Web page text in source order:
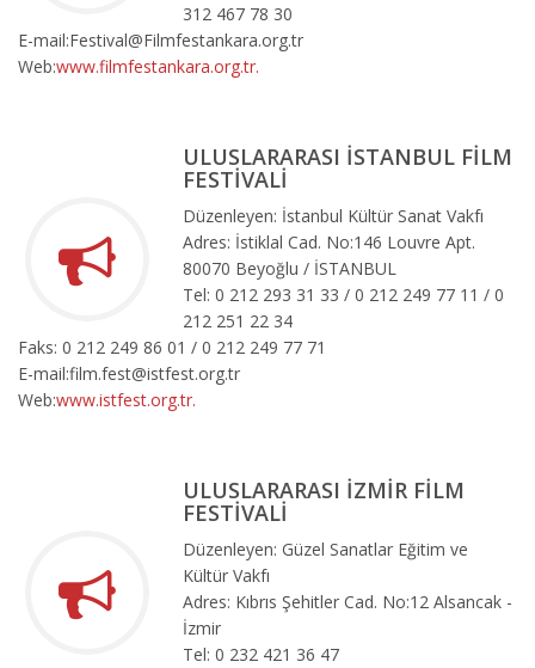
312 467 78 30
E-mail:Festival@Filmfestankara.org.tr
Web:www.filmfestankara.org.tr.
ULUSLARARASI İSTANBUL FİLM
FESTİVALİ
Düzenleyen: İstanbul Kültür Sanat Vakfı
Adres: İstiklal Cad. No:146 Louvre Apt.
80070 Beyoğlu / İSTANBUL
Tel: 0 212 293 31 33 / 0 212 249 77 11 / 0
212 251 22 34
Faks: 0 212 249 86 01 / 0 212 249 77 71
E-mail:film.fest@istfest.org.tr
Web:www.istfest.org.tr.
ULUSLARARASI İZMİR FİLM
FESTİVALİ
Düzenleyen: Güzel Sanatlar Eğitim ve
Kültür Vakfı
Adres: Kıbrıs Şehitler Cad. No:12 Alsancak -
İzmir
Tel: 0 232 421 36 47